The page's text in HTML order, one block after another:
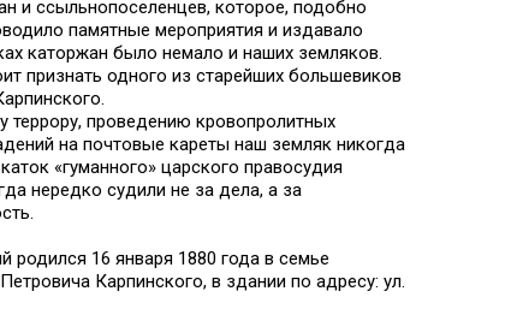
и ссыльнопоселенцев, которое, подобно
памятные мероприятия и издавало
каторжан было немало и наших земляков.
признать одного из старейших большевиков
террору, проведению кровопролитных
на почтовые кареты наш земляк никогда
«гуманного» царского правосудия
нередко судили не за дела, а за
родился 16 января 1880 года в семье
Карпинского, в здании по адресу: ул.